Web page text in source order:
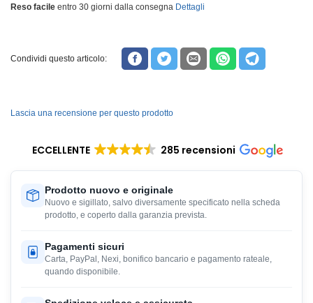
Reso facile entro 30 giorni dalla consegna Dettagli
Condividi questo articolo:
Lascia una recensione per questo prodotto
ECCELLENTE 285 recensioni
Prodotto nuovo e originale
Nuovo e sigillato, salvo diversamente specificato nella scheda
prodotto, e coperto dalla garanzia prevista.
Pagamenti sicuri
Carta, PayPal, Nexi, bonifico bancario e pagamento rateale,
quando disponibile.